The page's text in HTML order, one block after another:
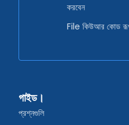
করবেন
File কিউআর কোড
গাইড।
প্রশ্নগুলি